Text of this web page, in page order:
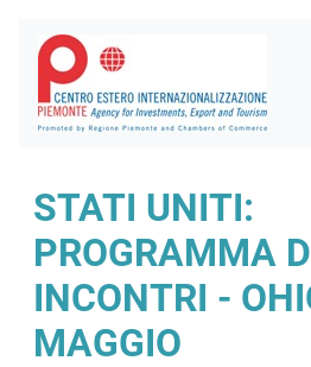
STATI UNITI:
PROGRAMMA
INCONTRI -
MAGGIO